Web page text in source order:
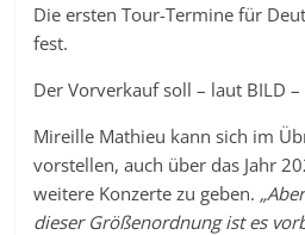
Die ersten Tour-Termine für
fest.
Der Vorverkauf soll – laut BILD
Mireille Mathieu kann sich im
vorstellen, auch über das Jahr
weitere Konzerte zu geben.
dieser Größenordnung ist es